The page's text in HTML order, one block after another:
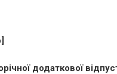
додаткової